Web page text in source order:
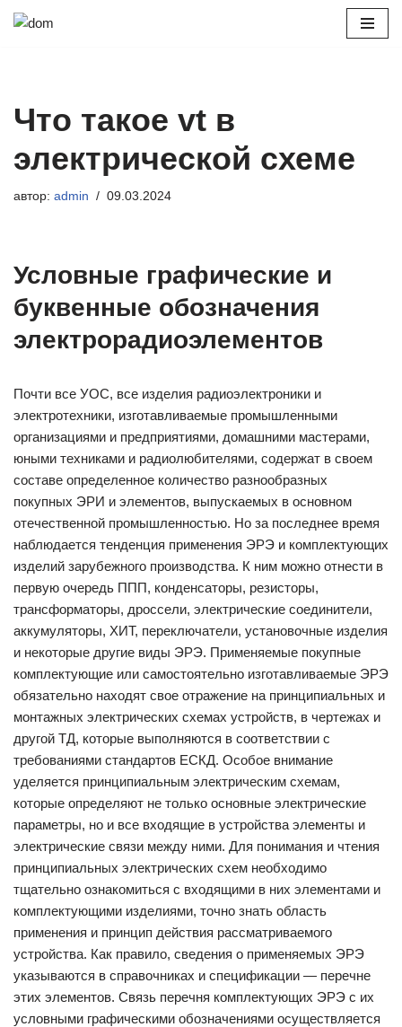
Что такое vt в
электрической схеме
автор: admin 09.03.2024
Условные графические и
буквенные обозначения
электрорадиоэлементов
Почти все УОС, все изделия радиоэлектроники и
электротехники, изготавливаемые промышленными
организациями и предприятиями, домашними мастерами,
юными техниками и радиолюбителями, содержат в своем
составе определенное количество разнообразных
покупных ЭРИ и элементов, выпускаемых в основном
отечественной промышленностью. Но за последнее время
наблюдается тенденция применения ЭРЭ и комплектующих
изделий зарубежного производства. К ним можно отнести в
первую очередь ППП, конденсаторы, резисторы,
трансформаторы, дроссели, электрические соединители,
аккумуляторы, ХИТ, переключатели, установочные изделия
и некоторые другие виды ЭРЭ. Применяемые покупные
комплектующие или самостоятельно изготавливаемые ЭРЭ
обязательно находят свое отражение на принципиальных и
монтажных электрических схемах устройств, в чертежах и
другой ТД, которые выполняются в соответствии с
требованиями стандартов ЕСКД. Особое внимание
уделяется принципиальным электрическим схемам,
которые определяют не только основные электрические
параметры, но и все входящие в устройства элементы и
электрические связи между ними. Для понимания и чтения
принципиальных электрических схем необходимо
тщательно ознакомиться с входящими в них элементами и
комплектующими изделиями, точно знать область
применения и принцип действия рассматриваемого
устройства. Как правило, сведения о применяемых ЭРЭ
указываются в справочниках и спецификации — перечне
этих элементов. Связь перечня комплектующих ЭРЭ с их
условными графическими обозначениями осуществляется